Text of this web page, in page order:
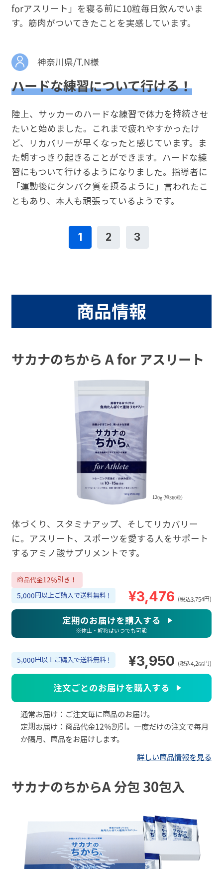
forアスリート」を寝る前に10粒毎日飲んでいま
す。筋肉がついてきたことを実感しています。
神奈川県/T.N様
ハードな練習について行ける！
陸上、サッカーのハードな練習で体力を持続させ
たいと始めました。これまで疲れやすかったけ
ど、リカバリーが早くなったと感じています。ま
た朝すっきり起きることができます。ハードな練
習にもついて行けるようになりました。指導者に
「運動後にタンパク質を摂るように」言われたこ
ともあり、本人も頑張っているようです。
1 2 3
商品情報
サカナのちから A for アスリート
120g (約360粒)
体づくり、スタミナアップ、そしてリカバリー
に。アスリート、スポーツを愛する人をサポート
するアミノ酸サプリメントです。
商品代金12%引き！
5,000円以上ご購入で送料無料 ! ¥3,476 (税込3,754円)
定期のお届けを購入する
※休止・解約はいつでも可能
5,000円以上ご購入で送料無料 ! ¥3,950 (税込4,266円)
注文ごとのお届けを購入する
通常お届け：ご注文毎に商品のお届け。
定期お届け：商品代金12％割引。一度だけの注文で毎月
か隔月、商品をお届けします。
詳しい商品情報を見る
サカナのちからA 分包 30包入